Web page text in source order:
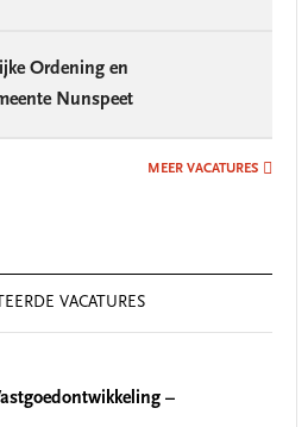
Ordening en
Nunspeet
MEER VACATURES
VACATURES
–